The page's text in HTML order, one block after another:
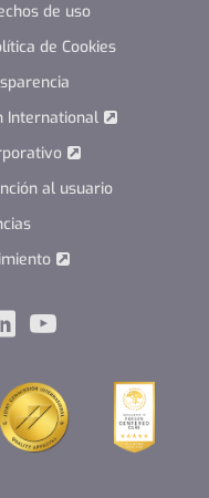
de uso
de Cookies
International
al usuario